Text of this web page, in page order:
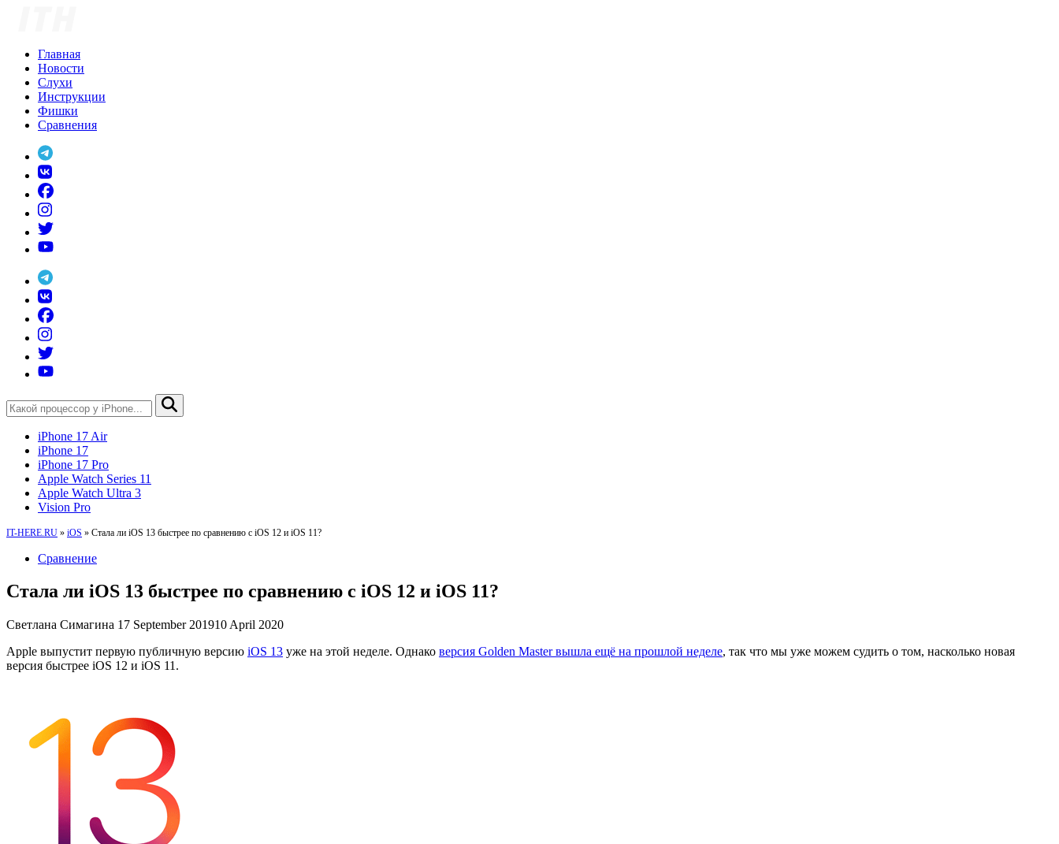
Главная
Новости
Слухи
Инструкции
Фишки
Сравнения
iPhone 17 Air
iPhone 17
iPhone 17 Pro
Apple Watch Series 11
Apple Watch Ultra 3
Vision Pro
IT-HERE.RU » iOS » Стала ли iOS 13 быстрее по сравнению с iOS 12 и iOS 11?
Сравнение
Стала ли iOS 13 быстрее по сравнению с iOS 12 и iOS 11?
Светлана Симагина 17 September 201910 April 2020
Apple выпустит первую публичную версию iOS 13 уже на этой неделе. Однако версия Golden Master вышла ещё на прошлой неделе, так что мы уже можем судить о том, насколько новая
версия быстрее iOS 12 и iOS 11.